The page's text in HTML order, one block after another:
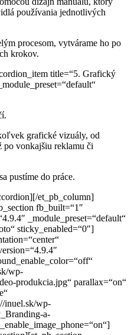
používania jednotlivých
procesom, vytvárame ho po
krokov.
title=“5. Grafický
grafické vizuály, od
po vonkajšiu reklamu či
pustíme do práce.
et_pb_column]
fb_built=“1″
_module_preset=“default“
sticky_enabled=“0″]
wp-
produkcia.jpg“ parallax=“on“
inuel.sk/wp-
a-